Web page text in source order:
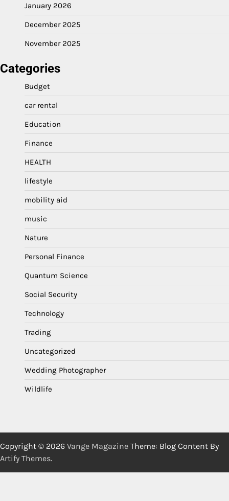
January 2026
December 2025
November 2025
Categories
Budget
car rental
Education
Finance
HEALTH
lifestyle
mobility aid
music
Nature
Personal Finance
Quantum Science
Social Security
Technology
Trading
Uncategorized
Wedding Photographer
Wildlife
Copyright © 2026 Vange Magazine Theme: Blog Content By
Artify Themes.